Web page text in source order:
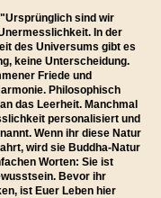
sind wir
In der
des Universums gibt es
keine Unterscheidung.
Friede und
Philosophisch
das Leerheit. Manchmal
personalisiert und
Wenn ihr diese Natur
wird sie Buddha-Natur
Worten: Sie ist
Bevor ihr
ist Euer Leben hier